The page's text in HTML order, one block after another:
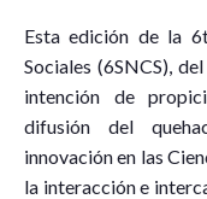
Esta edición de la
Sociales (6SNCS),
intención de
difusión del
innovación en las
la interacción e